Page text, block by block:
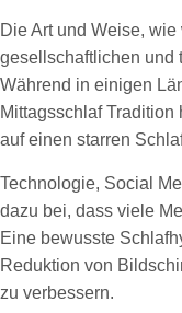
Die Art und Weise,
gesellschaftlichen und
Während in einigen
Mittagsschlaf Tradition
auf einen starren
Technologie, Social
dazu bei, dass viele
Eine bewusste
Reduktion von
zu verbessern.